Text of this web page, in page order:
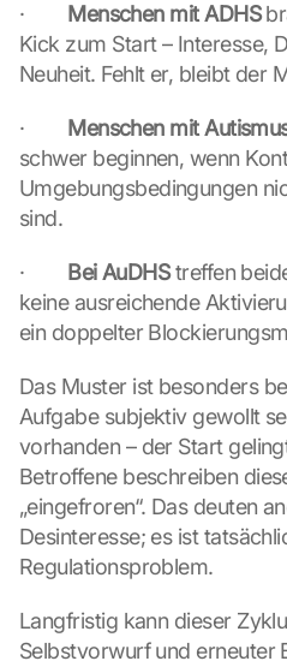
· Menschen mit ADHS
Kick zum Start – Interesse,
Neuheit. Fehlt er, bleibt der
· Menschen mit
schwer beginnen, wenn
Umgebungsbedingungen
sind.
· Bei AuDHS treffen
keine ausreichende
ein doppelter
Das Muster ist besonders
Aufgabe subjektiv gewollt
vorhanden – der Start
Betroffene beschreiben
„eingefroren“. Das deuten
Desinteresse; es ist
Regulationsproblem.
Langfristig kann dieser